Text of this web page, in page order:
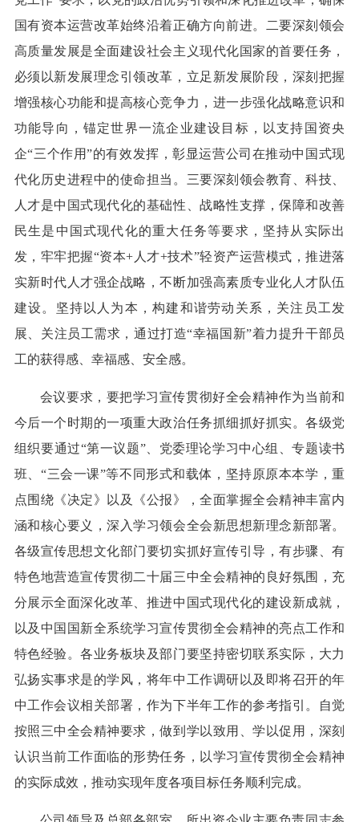
国有资本运营改革始终沿着正确方向前进。二要深刻领会
高质量发展是全面建设社会主义现代化国家的首要任务，
必须以新发展理念引领改革，立足新发展阶段，深刻把握
增强核心功能和提高核心竞争力，进一步强化战略意识和
功能导向，锚定世界一流企业建设目标，以支持国资央
企“三个作用”的有效发挥，彰显运营公司在推动中国式现
代化历史进程中的使命担当。三要深刻领会教育、科技、
人才是中国式现代化的基础性、战略性支撑，保障和改善
民生是中国式现代化的重大任务等要求，坚持从实际出
发，牢牢把握“资本+人才+技术”轻资产运营模式，推进落
实新时代人才强企战略，不断加强高素质专业化人才队伍
建设。坚持以人为本，构建和谐劳动关系，关注员工发
展、关注员工需求，通过打造“幸福国新”着力提升干部员
工的获得感、幸福感、安全感。
会议要求，要把学习宣传贯彻好全会精神作为当前和
今后一个时期的一项重大政治任务抓细抓好抓实。各级党
组织要通过“第一议题”、党委理论学习中心组、专题读书
班、“三会一课”等不同形式和载体，坚持原原本本学，重
点围绕《决定》以及《公报》，全面掌握全会精神丰富内
涵和核心要义，深入学习领会全会新思想新理念新部署。
各级宣传思想文化部门要切实抓好宣传引导，有步骤、有
特色地营造宣传贯彻二十届三中全会精神的良好氛围，充
分展示全面深化改革、推进中国式现代化的建设新成就，
以及中国国新全系统学习宣传贯彻全会精神的亮点工作和
特色经验。各业务板块及部门要坚持密切联系实际，大力
弘扬实事求是的学风，将年中工作调研以及即将召开的年
中工作会议相关部署，作为下半年工作的参考指引。自觉
按照三中全会精神要求，做到学以致用、学以促用，深刻
认识当前工作面临的形势任务，以学习宣传贯彻全会精神
的实际成效，推动实现年度各项目标任务顺利完成。